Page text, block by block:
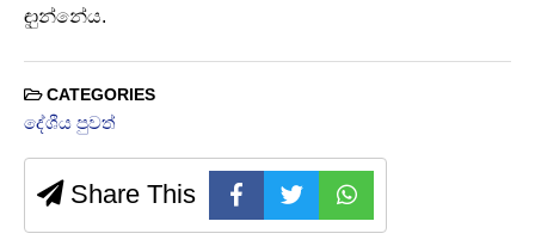
ඳාුන්නේය.
CATEGORIES
දේශීය පුවත්
Share This